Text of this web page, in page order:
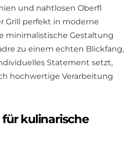
und nahtlosen Oberfl
Grill perfekt in moderne
minimalistische Gestaltung
zu einem echten Blickfang,
Statement setzt,
hochwertige Verarbeitung
kulinarische